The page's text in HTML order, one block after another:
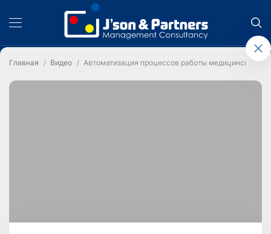
Главная Видео Автоматизация процессов работы медицинских